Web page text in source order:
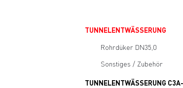
TUNNELENTWÄSSERUNG
Rohrdüker DN35,0
Sonstiges / Zubehör
TUNNELENTWÄSSERUNG